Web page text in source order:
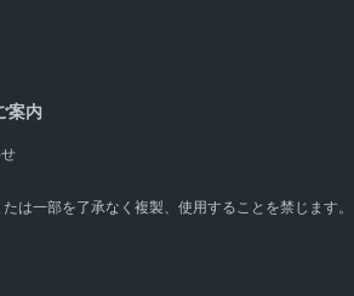
案内
は一部を了承なく複製、使用することを禁じます。